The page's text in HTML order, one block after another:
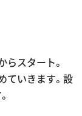
らスタート。
ていきます。設